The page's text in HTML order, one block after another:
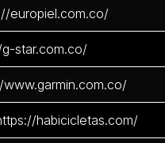
europiel.com.co/
star.com.co/
www.garmin.com.co/
habicicletas.com/